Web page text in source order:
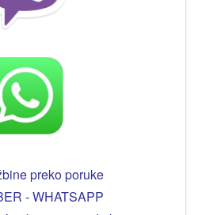
preko poruke
- WHATSAPP